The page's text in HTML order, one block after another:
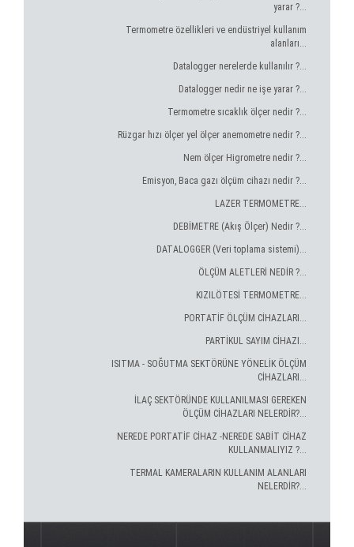
yarar ?...
Termometre özellikleri ve endüstriyel kullanım
alanları...
Datalogger nerelerde kullanılır ?...
Datalogger nedir ne işe yarar ?...
Termometre sıcaklık ölçer nedir ?...
Rüzgar hızı ölçer yel ölçer anemometre nedir ?...
Nem ölçer Higrometre nedir ?...
Emisyon, Baca gazı ölçüm cihazı nedir ?...
LAZER TERMOMETRE...
DEBİMETRE (Akış Ölçer) Nedir ?...
DATALOGGER (Veri toplama sistemi)...
ÖLÇÜM ALETLERİ NEDİR ?...
KIZILÖTESİ TERMOMETRE...
PORTATİF ÖLÇÜM CİHAZLARI...
PARTİKUL SAYIM CİHAZI...
ISITMA - SOĞUTMA SEKTÖRÜNE YÖNELİK ÖLÇÜM
CİHAZLARI...
İLAÇ SEKTÖRÜNDE KULLANILMASI GEREKEN
ÖLÇÜM CİHAZLARI NELERDİR?...
NEREDE PORTATİF CİHAZ -NEREDE SABİT CİHAZ
KULLANMALIYIZ ?...
TERMAL KAMERALARIN KULLANIM ALANLARI
NELERDİR?...